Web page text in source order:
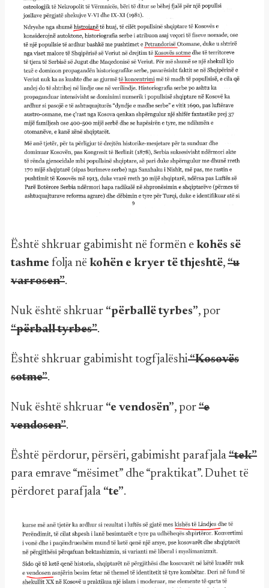
Është shkruar gabimisht në formën e kohës së
tashme folja në kohën e kryer të thjeshtë, “u
varrosen”.
Nuk është shkruar “përballë tyrbes”, por
“përball tyrbes”.
Është shkruar gabimisht togfjalëshi“Kosovës
sotme”.
Nuk është shkruar “e vendosën”, por “e
vendosen”.
Është përdorur, përsëri, gabimisht parafjala “tek”
para emrave “mësimet” dhe “praktikat”. Duhet të
përdoret parafjala “te”.